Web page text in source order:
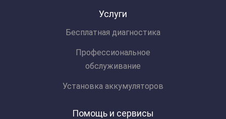
Услуги
Бесплатная диагностика
Профессиональное
обслуживание
Установка аккумуляторов
Помощь и сервисы